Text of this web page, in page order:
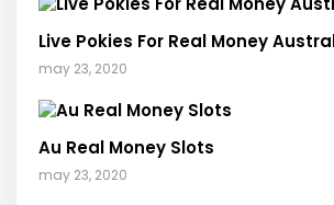
Live Pokies For Real Money
may 23, 2020
Au Real Money Slots
may 23, 2020